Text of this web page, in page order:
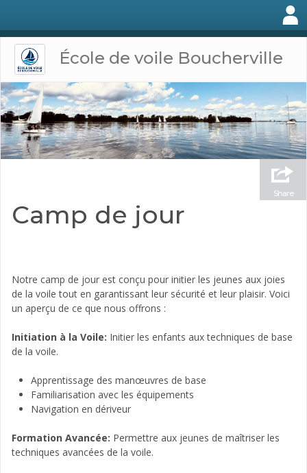
École de voile Boucherville
Share
Camp de jour
Notre camp de jour est conçu pour initier les jeunes aux joies
de la voile tout en garantissant leur sécurité et leur plaisir. Voici
un aperçu de ce que nous offrons :
Initiation à la Voile: Initier les enfants aux techniques de base
de la voile.
Apprentissage des manœuvres de base
Familiarisation avec les équipements
Navigation en dériveur
Formation Avancée: Permettre aux jeunes de maîtriser les
techniques avancées de la voile.